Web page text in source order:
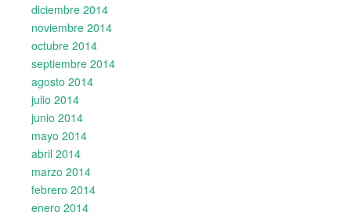
diciembre 2014
noviembre 2014
octubre 2014
septiembre 2014
agosto 2014
julio 2014
junio 2014
mayo 2014
abril 2014
marzo 2014
febrero 2014
enero 2014